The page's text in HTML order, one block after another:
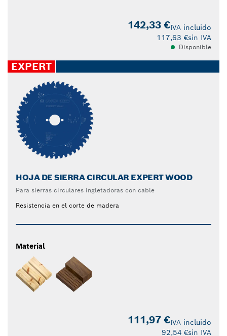
142,33 €IVA incluido
117,63 €sin IVA
Disponible
EXPERT
HOJA DE SIERRA CIRCULAR EXPERT WOOD
Para sierras circulares ingletadoras con cable
Resistencia en el corte de madera
Material
111,97 €IVA incluido
92,54 €sin IVA